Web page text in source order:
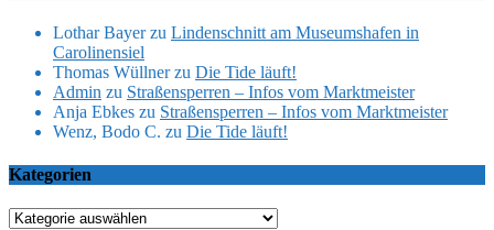
Lothar Bayerzu Lindenschnitt am Museumshafen in
Carolinensiel
Thomas Wüllnerzu Die Tide läuft!
Admin zu Straßensperren – Infos vom Marktmeister
Anja Ebkes zu Straßensperren – Infos vom Marktmeister
Wenz, Bodo C. zu Die Tide läuft!
Kategorien
Kategorien